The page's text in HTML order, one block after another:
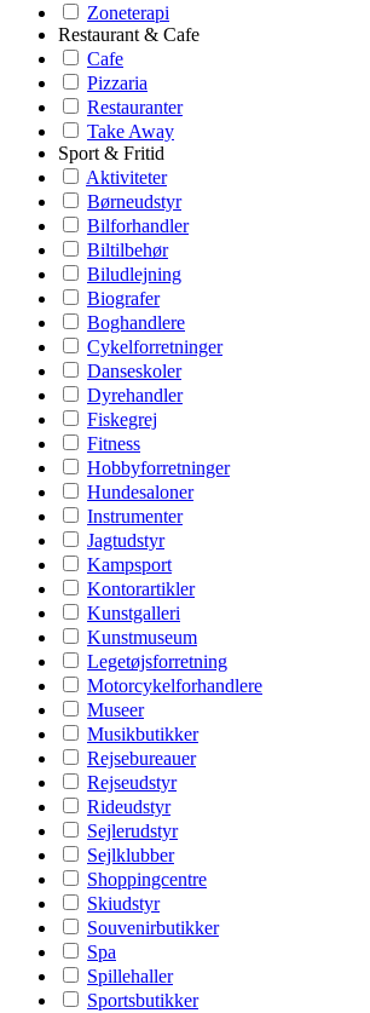
Zoneterapi
Restaurant & Cafe
Cafe
Pizzaria
Restauranter
Take Away
Sport & Fritid
Aktiviteter
Børneudstyr
Bilforhandler
Biltilbehør
Biludlejning
Biografer
Boghandlere
Cykelforretninger
Danseskoler
Dyrehandler
Fiskegrej
Fitness
Hobbyforretninger
Hundesaloner
Instrumenter
Jagtudstyr
Kampsport
Kontorartikler
Kunstgalleri
Kunstmuseum
Legetøjsforretning
Motorcykelforhandlere
Museer
Musikbutikker
Rejsebureauer
Rejseudstyr
Rideudstyr
Sejlerudstyr
Sejlklubber
Shoppingcentre
Skiudstyr
Souvenirbutikker
Spa
Spillehaller
Sportsbutikker